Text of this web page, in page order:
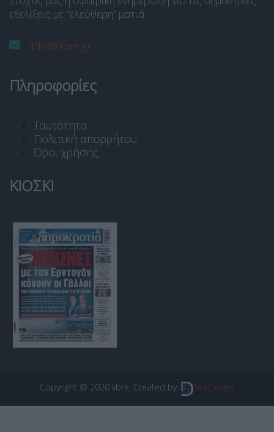
εξελίξεις με “ελεύθερη” ματιά.
info@libre.gr
Πληροφορίες
Ταυτότητα
Πολιτική απορρήτου
Όροι χρήσης
ΚΙΟΣΚΙ
Copyright © 2020 libre. Created by: SiteDesign